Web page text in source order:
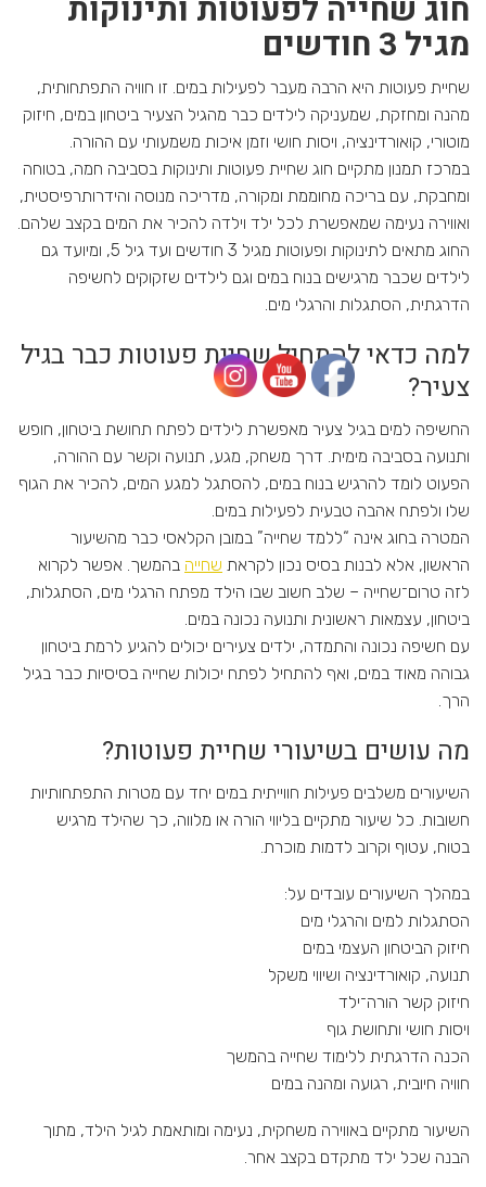
חוג שחייה לפעוטות ותינוקות
מגיל 3 חודשים
שחיית פעוטות היא הרבה מעבר לפעילות במים. זו חוויה התפתחותית,
מהנה ומחזקת, שמעניקה לילדים כבר מהגיל הצעיר ביטחון במים, חיזוק
מוטורי, קואורדינציה, ויסות חושי וזמן איכות משמעותי עם ההורה.
במרכז תמנון מתקיים חוג שחיית פעוטות ותינוקות בסביבה חמה, בטוחה
ומחבקת, עם בריכה מחוממת ומקורה, מדריכה מנוסה והידרותרפיסטית,
ואווירה נעימה שמאפשרת לכל ילד וילדה להכיר את המים בקצב שלהם.
החוג מתאים לתינוקות ופעוטות מגיל 3 חודשים ועד גיל 5, ומיועד גם
לילדים שכבר מרגישים בנוח במים וגם לילדים שזקוקים לחשיפה
הדרגתית, הסתגלות והרגלי מים.
למה כדאי להתחיל שחיית פעוטות כבר בגיל
צעיר?
החשיפה למים בגיל צעיר מאפשרת לילדים לפתח תחושת ביטחון, חופש
ותנועה בסביבה מימית. דרך משחק, מגע, תנועה וקשר עם ההורה,
הפעוט לומד להרגיש בנוח במים, להסתגל למגע המים, להכיר את הגוף
שלו ולפתח אהבה טבעית לפעילות במים.
המטרה בחוג אינה “ללמד שחייה” במובן הקלאסי כבר מהשיעור
הראשון, אלא לבנות בסיס נכון לקראת שחייה בהמשך. אפשר לקרוא
לזה טרום־שחייה – שלב חשוב שבו הילד מפתח הרגלי מים, הסתגלות,
ביטחון, עצמאות ראשונית ותנועה נכונה במים.
עם חשיפה נכונה והתמדה, ילדים צעירים יכולים להגיע לרמת ביטחון
גבוהה מאוד במים, ואף להתחיל לפתח יכולות שחייה בסיסיות כבר בגיל
הרך.
מה עושים בשיעורי שחיית פעוטות?
השיעורים משלבים פעילות חווייתית במים יחד עם מטרות התפתחותיות
חשובות. כל שיעור מתקיים בליווי הורה או מלווה, כך שהילד מרגיש
בטוח, עטוף וקרוב לדמות מוכרת.
במהלך השיעורים עובדים על:
הסתגלות למים והרגלי מים
חיזוק הביטחון העצמי במים
תנועה, קואורדינציה ושיווי משקל
חיזוק קשר הורה־ילד
ויסות חושי ותחושת גוף
הכנה הדרגתית ללימוד שחייה בהמשך
חוויה חיובית, רגועה ומהנה במים
השיעור מתקיים באווירה משחקית, נעימה ומותאמת לגיל הילד, מתוך
הבנה שכל ילד מתקדם בקצב אחר.